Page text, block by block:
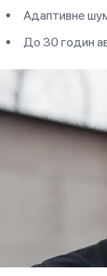
Адаптивне
До 30 годин